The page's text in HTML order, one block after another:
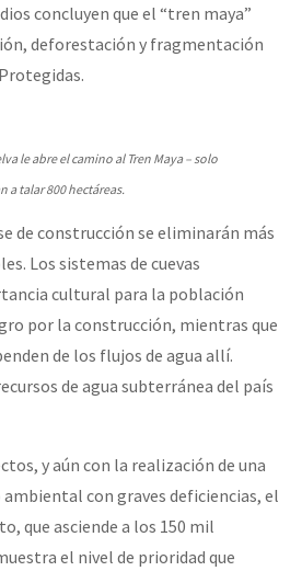
concluyen que el “tren maya”
deforestación y fragmentación
le abre el camino al Tren Maya – solo
a talar 800 hectáreas.
de construcción se eliminarán más
Los sistemas de cuevas
cultural para la población
por la construcción, mientras que
de los flujos de agua allí.
de agua subterránea del país
y aún con la realización de una
con graves deficiencias, el
que asciende a los 150 mil
el nivel de prioridad que